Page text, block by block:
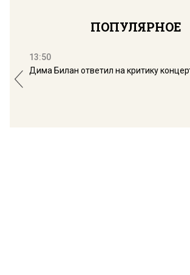
ПОПУЛЯРНОЕ
13:50
Дима Билан ответил на критику